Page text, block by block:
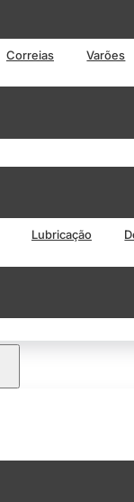
Correias Varões
Lubricação